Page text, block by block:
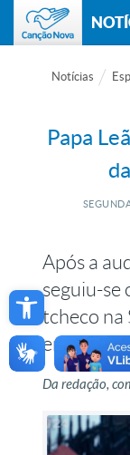
Open toolbar
Notícias
Papa
Após a
seguiu-se
tcheco na
entre
Da redação,